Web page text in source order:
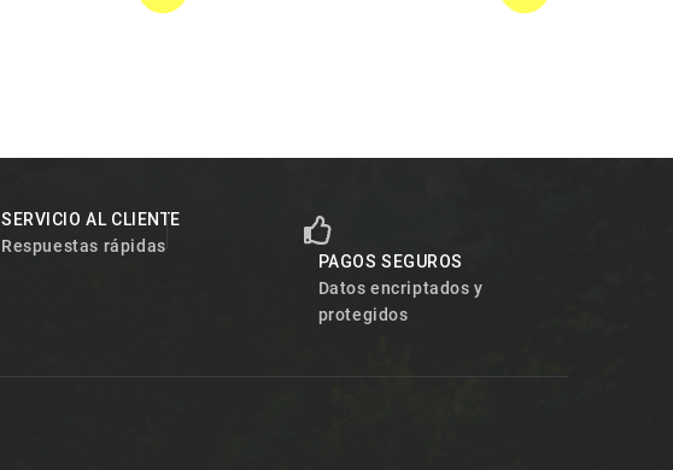
SERVICIO AL CLIENTE
Respuestas rápidas
PAGOS SEGUROS
Datos encriptados y
protegidos